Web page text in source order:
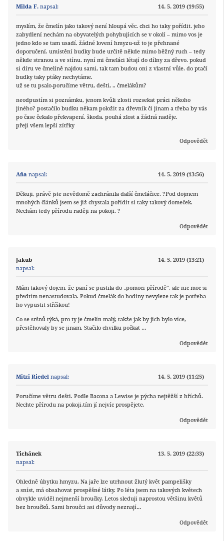
Milda F. napsal: 14. 5. 2019 (19:55)
myslím, že čmelín jako takový není hloupá věc. chci ho taky pořídit. jeho
zabydlení nechám na obyvatelých pohybujících se v okolí – mimo vos je
jedno kdo se tam usadí. žádné lovení hmyzu-už to je přehnané
doporučení. umístění budky bude určitě někde mimo běžný ruch – tedy
někde stranou a ve stínu. nyní mi čmeláci létají do dílny za dřevo. pokud
si díru ve čmelíně najdou sami, tak tam budou oni z vlastní vůle. do ptačí
budky taky ptáky nechytáme.
už se tu psalo-poručíme větru, dešti, .. čmelákům?
neodpustím si poznámku, jenom kvůli zlosti rozsekat práci někoho
jiného? postačilo budku někam položit za dřevník či jinam a třeba by vás
po čase čekalo překvapení. škoda. pouhá zlost a žádná naděje.
přeji všem lepší zítřky
Odpovědět
Aňa napsal: 14. 5. 2019 (13:56)
Děkuji, právě jste nevědomě zachránila další čmeláčice. ?Pod dojmem
mnohých článků jsem se již chystala pořídit si taky takový domeček.
Nechám tedy přírodu raději na pokoji. ?
Odpovědět
Jakub
napsal:
14. 5. 2019 (13:21)
Mám takový dojem, že paní se pustila do „pomoci přírodě“, ale nic moc si
předtím nenastudovala. Pokud čmelák do hodiny nevyleze tak je potřeba
ho vypustit stříškou!
Co se sršnů týká, pro ty je čmelín malý, takže jak by jich bylo více,
přestěhovaly by se jinam. Stačilo chvilku počkat …
Odpovědět
Mitzi Riedel napsal: 14. 5. 2019 (11:25)
Poručíme větru dešti. Podle Bacona a Lewise je pýcha nejtěžší z hříchů.
Nechte přírodu na pokoji,tím jí nejvíc prospějete.
Odpovědět
Tichánek
napsal:
13. 5. 2019 (22:33)
Ohledně úbytku hmyzu. Na jaře lze utrhnout žlutý květ pampelišky
a sníst, má obsahovat prospěšné látky. Po léta jsem na takových květech
obvykle uviděl nejmenší broučky. Letos sleduji naprostou většinu květů
bez broučků. Sami broučci asi důvody neznají…
Odpovědět